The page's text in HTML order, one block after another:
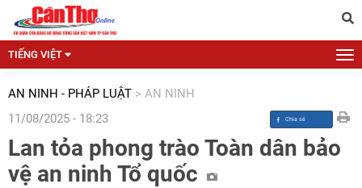
TIẾNG VIỆT
AN NINH - PHÁP LUẬT > AN NINH
11/08/2025 - 18:23
Lan tỏa phong trào Toàn dân bảo
vệ an ninh Tổ quốc